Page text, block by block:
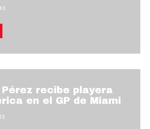
Pérez recibe playera
en el GP de Miami